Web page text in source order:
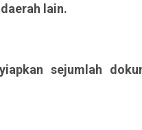
lain.
sejumlah